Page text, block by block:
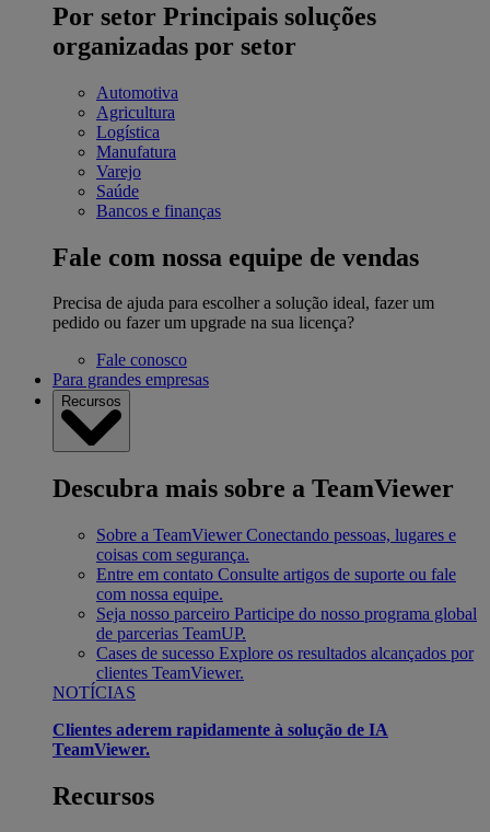
Por setor Principais soluções
organizadas por setor
Automotiva
Agricultura
Logística
Manufatura
Varejo
Saúde
Bancos e finanças
Fale com nossa equipe de vendas
Precisa de ajuda para escolher a solução ideal, fazer um
pedido ou fazer um upgrade na sua licença?
Fale conosco
Para grandes empresas
Recursos
Descubra mais sobre a TeamViewer
Sobre a TeamViewer Conectando pessoas, lugares e
coisas com segurança.
Entre em contato Consulte artigos de suporte ou fale
com nossa equipe.
Seja nosso parceiro Participe do nosso programa global
de parcerias TeamUP.
Cases de sucesso Explore os resultados alcançados por
clientes TeamViewer.
NOTÍCIAS
Clientes aderem rapidamente à solução de IA
TeamViewer.
Recursos